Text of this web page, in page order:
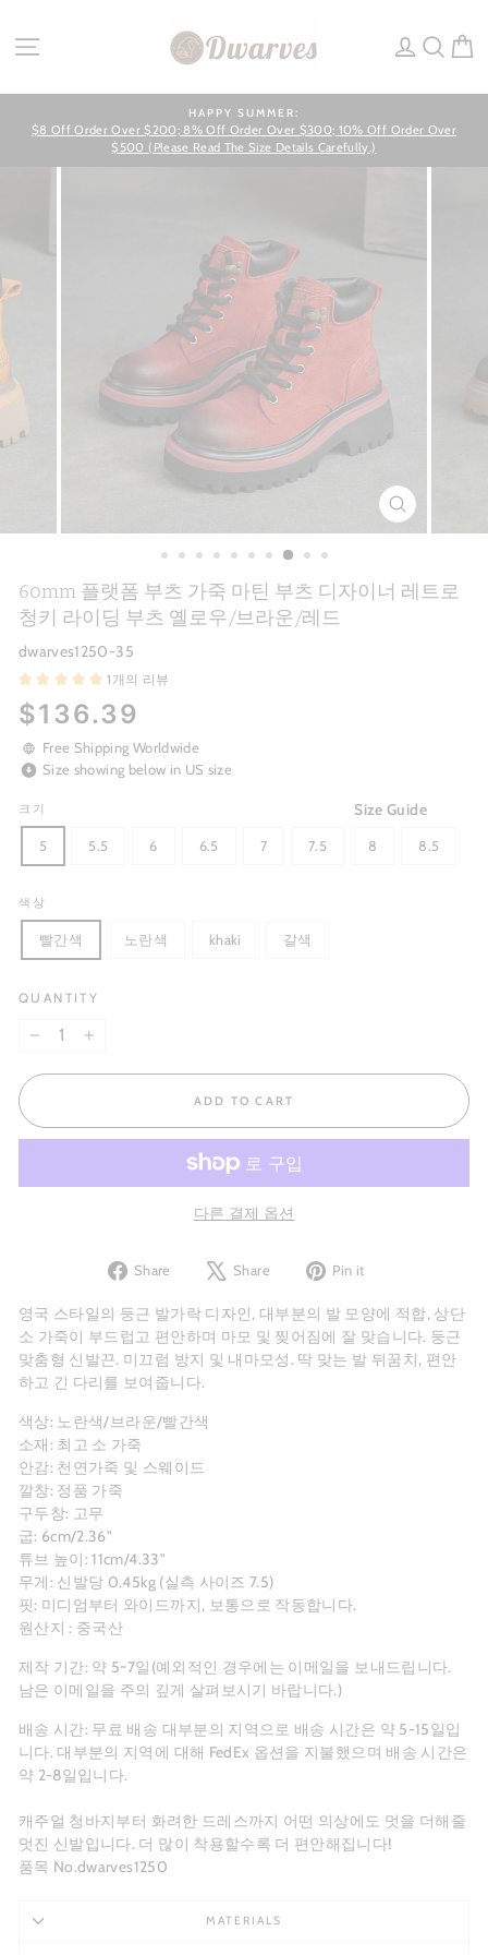
content
SITE NAVIGATION LOG IN
Pause
slideshow
HAPPY SUMMER:
$8 Off Order Over $200; 8% Off Order Over $300; 10% Off Order Over
$500 (Please Read The Size Details Carefully.)
CLOSE
(ESC)
60mm 플랫폼 부츠 가죽 마틴 부츠 디자이너 레트로
청키 라이딩 부츠 옐로우/브라운/레드
dwarves1250-35
1개의 리뷰
Regular
price
$136.39
Free Shipping Worldwide
Size showing below in US size
Size Guide
크기
5 5.5 6 6.5 7 7.5 8 8.5
색상
빨간색 노란색 khaki 갈색
QUANTITY
ADD TO CART
다른 결제 옵션
Share
Share
Facebook
Share
Tweet
X
Pin it
Pinterest
영국 스타일의 둥근 발가락 디자인, 대부분의 발 모양에 적합, 상단
소 가죽이 부드럽고 편안하며 마모 및 찢어짐에 잘 맞습니다. 둥근
맞춤형 신발끈. 미끄럼 방지 및 내마모성. 딱 맞는 발 뒤꿈치, 편안
하고 긴 다리를 보여줍니다.
색상: 노란색/브라운/빨간색
소재: 최고 소 가죽
안감: 천연가죽 및 스웨이드
깔창: 정품 가죽
구두창: 고무
굽: 6cm/2.36"
튜브 높이: 11cm/4.33"
무게: 신발당 0.45kg (실측 사이즈 7.5)
핏: 미디엄부터 와이드까지, 보통으로 작동합니다.
원산지 : 중국산
제작 기간: 약 5~7일(예외적인 경우에는 이메일을 보내드립니다.
남은 이메일을 주의 깊게 살펴보시기 바랍니다.)
배송 시간: 무료 배송 대부분의 지역으로 배송 시간은 약 5-15일입
니다. 대부분의 지역에 대해 FedEx 옵션을 지불했으며 배송 시간은
약 2-8일입니다.
캐주얼 청바지부터 화려한 드레스까지 어떤 의상에도 멋을 더해줄
멋진 신발입니다. 더 많이 착용할수록 더 편안해집니다!
품목 No.dwarves1250
MATERIALS